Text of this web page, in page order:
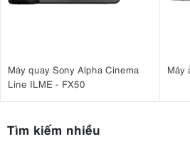
Máy quay Sony Alpha Cinema
Line ILME - FX50
Máy
Tìm kiếm nhiều